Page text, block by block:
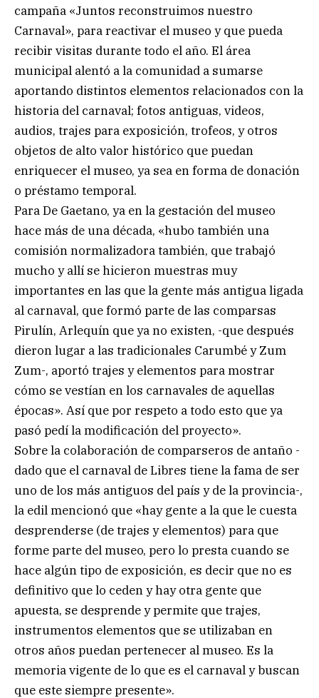
campaña «Juntos reconstruimos nuestro
Carnaval», para reactivar el museo y que pueda
recibir visitas durante todo el año. El área
municipal alentó a la comunidad a sumarse
aportando distintos elementos relacionados con la
historia del carnaval; fotos antiguas, videos,
audios, trajes para exposición, trofeos, y otros
objetos de alto valor histórico que puedan
enriquecer el museo, ya sea en forma de donación
o préstamo temporal.
Para De Gaetano, ya en la gestación del museo
hace más de una década, «hubo también una
comisión normalizadora también, que trabajó
mucho y allí se hicieron muestras muy
importantes en las que la gente más antigua ligada
al carnaval, que formó parte de las comparsas
Pirulín, Arlequín que ya no existen, -que después
dieron lugar a las tradicionales Carumbé y Zum
Zum-, aportó trajes y elementos para mostrar
cómo se vestían en los carnavales de aquellas
épocas». Así que por respeto a todo esto que ya
pasó pedí la modificación del proyecto».
Sobre la colaboración de comparseros de antaño -
dado que el carnaval de Libres tiene la fama de ser
uno de los más antiguos del país y de la provincia-,
la edil mencionó que «hay gente a la que le cuesta
desprenderse (de trajes y elementos) para que
forme parte del museo, pero lo presta cuando se
hace algún tipo de exposición, es decir que no es
definitivo que lo ceden y hay otra gente que
apuesta, se desprende y permite que trajes,
instrumentos elementos que se utilizaban en
otros años puedan pertenecer al museo. Es la
memoria vigente de lo que es el carnaval y buscan
que este siempre presente».